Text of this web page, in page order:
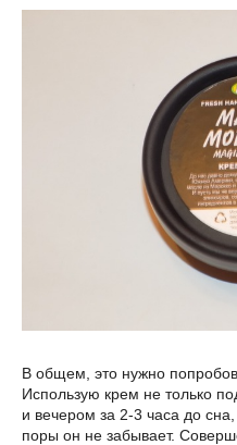
В общем, это нужно
Использую крем не только
и вечером за 2-3 часа до
поры он не забывает.